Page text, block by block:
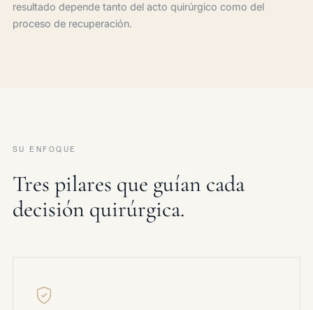
resultado depende tanto del acto quirúrgico como del
proceso de recuperación.
SU ENFOQUE
Tres pilares que guían cada
decisión quirúrgica.